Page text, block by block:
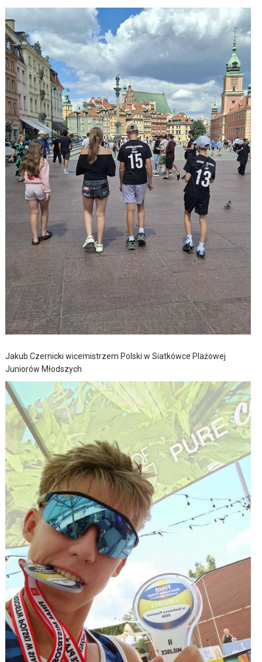
Jakub Czernicki wicemistrzem Polski w Siatkówce Plażowej
Juniorów Młodszych